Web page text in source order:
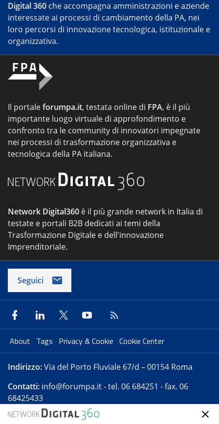
Digital 360 che accompagna amministrazioni e aziende
interessate ai processi di cambiamento della PA, nei
loro percorsi di innovazione tecnologica, istituzionale e
organizzativa.
Il portaleforumpa.it, testata online di FPA, è il più
importante luogo virtuale di approfondimento e
confronto tra le community di innovatori impegnate
nei processi di trasformazione organizzativa e
tecnologica della PA italiana.
Network Digital360 è il più grande network in Italia di
testate e portali B2B dedicati ai temi della
Trasformazione Digitale e dell'innovazione
Imprenditoriale.
Seguici
About Tags Privacy & Cookie Cookie Center
Indirizzo:Via del Porto Fluviale 67/d – 00154 Roma
Contatti: info@forumpa.it- tel. 06 684251 - fax. 06
68425433